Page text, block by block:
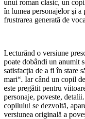
unui roman clasic, un
în lumea personajelor şi a
frustrarea generată de
Lecturând o versiune
poate dobândi un anumit
satisfacţia de a fi în stare
mari“. Iar când un copil
este pregătit pentru
personaje, poveste,
copilului se dezvoltă,
versiunea originală a